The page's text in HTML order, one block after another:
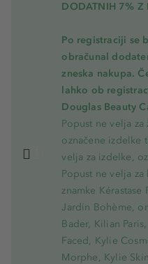
DODATNIH 7% Z
Po registraciji se
obračunal
zneska nakupa.
lahko ob
Douglas Beauty
Popust ne velja
označene izdelke
velja za izdelke,
Popust ne velja
znamke
Jardin Bohème,
Bader, Kilian
Faced, Kylie
Morphe, Kylie